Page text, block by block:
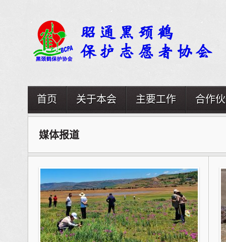
首页 关于本会 主要工作 合作
媒体报道